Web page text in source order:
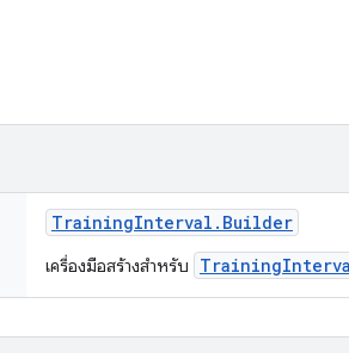
TrainingInterval . Builder
เครื่องมือสร้างสำหรับ